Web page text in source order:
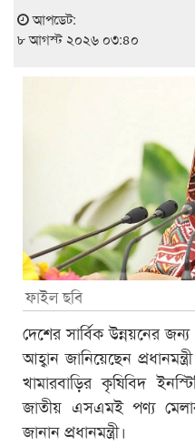
আপডেট:
৮ আগস্ট ২০২৬ ০৩:৪০
ফাইল ছবি
দেশের সার্বিক উন্নয়নের
আহ্বান জানিয়েছেন
খামারবাড়ির কৃষিবিদ
জাতীয় এসএমই পণ্য
জানান প্রধানমন্ত্রী।